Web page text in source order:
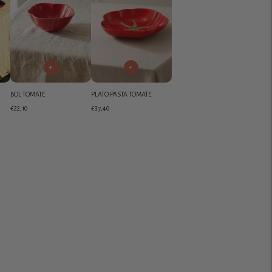
+
BOL TOMATE
€22,10
+
PLATO PASTA TOMATE
€37,40